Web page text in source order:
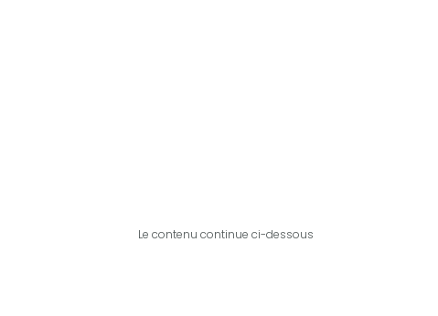
Le contenu continue ci-dessous